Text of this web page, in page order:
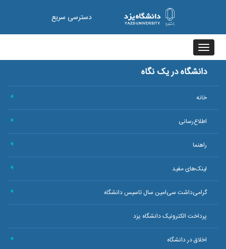
دسترسی سریع
Toggle
navigation
دانشگاه در یک نگاه
خانه
اطلاع‌رسانی
راهنما
لینک‌های مفید
گرامی‌داشت سی‌امین سال تاسیس دانشگاه
پرداخت الکترونیک دانشگاه یزد
اخلاق در دانشگاه